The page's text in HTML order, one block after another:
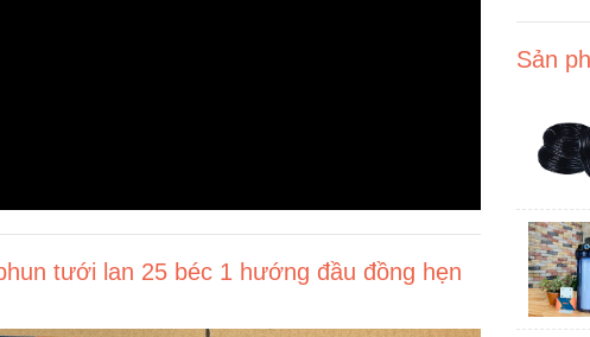
tưới lan 25 béc 1 hướng đầu đồng hẹn
Sản